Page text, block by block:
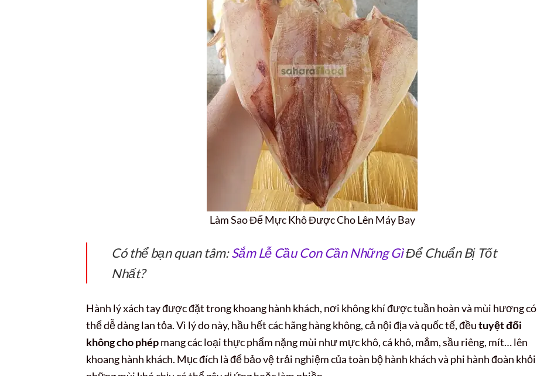
Làm Sao Để Mực Khô Được Cho Lên Máy Bay
Có thể bạn quan tâm:Sắm Lễ Cầu Con Cần Những GìĐể Chuẩn Bị Tốt
Nhất?
Hành lý xách tay được đặt trong khoang hành khách, nơi không khí được tuần hoàn và mùi hương có
thể dễ dàng lan tỏa. Vì lý do này, hầu hết các hãng hàng không, cả nội địa và quốc tế, đềutuyệt đối
không cho phépmang các loại thực phẩm nặng mùi như mực khô, cá khô, mắm, sầu riêng, mít… lên
khoang hành khách. Mục đích là để bảo vệ trải nghiệm của toàn bộ hành khách và phi hành đoàn khỏi